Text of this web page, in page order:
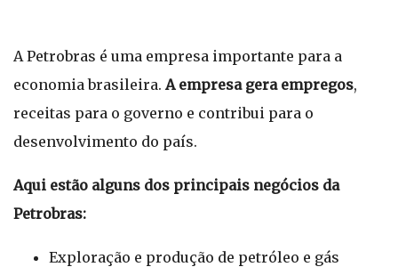
A Petrobras é uma empresa importante para a
economia brasileira.A empresa gera empregos,
receitas para o governo e contribui para o
desenvolvimento do país.
Aqui estão alguns dos principais negócios da
Petrobras:
Exploração e produção de petróleo e gás